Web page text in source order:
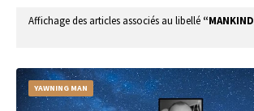
Affichage des articles associés au libellé
YAWNING MAN